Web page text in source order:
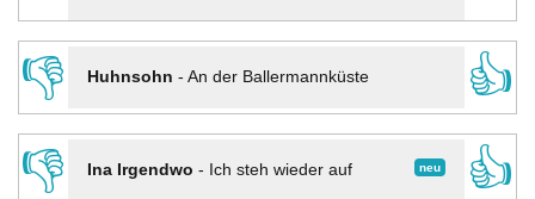
👎
Huhnsohn - An der Ballermannküste
👍
👎
neu
Ina Irgendwo - Ich steh wieder auf
👍